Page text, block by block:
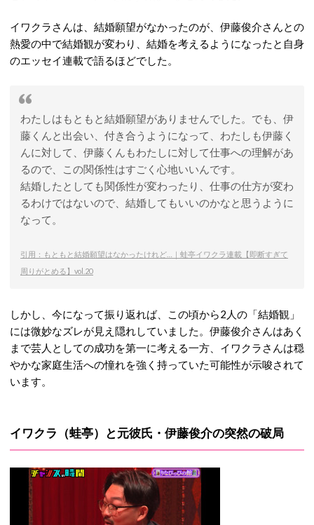
イワクラさんは、結婚願望がなかったのが、伊藤俊介さんとの
熱愛の中で結婚観が変わり、結婚を考えるようになったと自身
のエッセイ連載で語るほどでした。
わたしはもともと結婚願望がありませんでした。でも、伊
藤くんと出会い、付き合うようになって、わたしも伊藤く
んに対して、伊藤くんもわたしに対して仕事への理解があ
るので、この関係性はすごく心地いいんです。
結婚したとしても関係性が変わったり、仕事の仕方が変わ
るわけではないので、結婚してもいいのかなと思うように
なって。
引用：もともと結婚願望はなかったけれど…｜蛙亭イワクラ連載【即断すぎて
周りがとめる】vol.20
しかし、今になって振り返れば、この頃から2人の「結婚観」
には微妙なズレが見え隠れしていました。伊藤俊介さんはあく
まで芸人としての成功を第一に考える一方、イワクラさんは穏
やかな家庭生活への憧れを強く持っていた可能性が示唆されて
います。
イワクラ（蛙亭）と元彼氏・伊藤俊介の突然の破局